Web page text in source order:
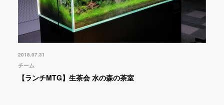
2018.07.31
チーム
【ランチMTG】生茶会 水の森の茶室